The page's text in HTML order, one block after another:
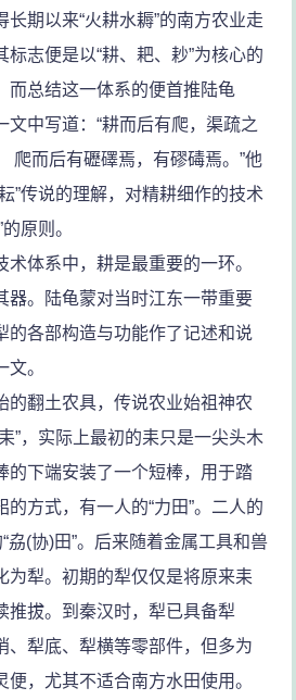
期以来“火耕水耨”的南方农业走
标志便是以“耕、耙、耖”为核心的
而总结这一体系的便首推陆龟
文中写道：“耕而后有爬，渠疏之
爬而后有礰礋焉，有磟碡焉。”他
”传说的理解，对精耕细作的技术
原则。
体系中，耕是最重要的一环。
器。陆龟蒙对当时江东一带重要
各部构造与功能作了记述和说
。
翻土农具，传说农业始祖神农
”，实际上最初的耒只是一尖头木
的下端安装了一个短棒，用于踏
方式，有一人的“力田”。二人的
劦(协)田”。后来随着金属工具和兽
为犁。初期的犁仅仅是将原来耒
推拔。到秦汉时，犁已具备犁
、犁底、犁横等零部件，但多为
，尤其不适合南方水田使用。